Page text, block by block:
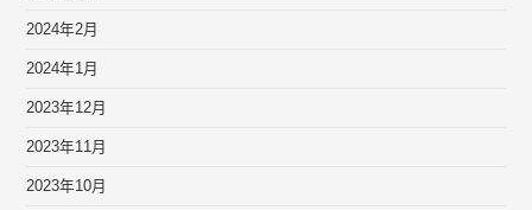
2024年2月
2024年1月
2023年12月
2023年11月
2023年10月